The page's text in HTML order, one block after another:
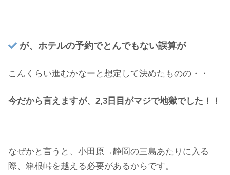
が、ホテルの予約でとんでもない誤算が
こんくらい進むかなーと想定して決めたものの・・
今だから言えますが、2,3日目がマジで地獄でした！！
なぜかと言うと、小田原→静岡の三島あたりに入る
際、箱根峠を越える必要があるからです。